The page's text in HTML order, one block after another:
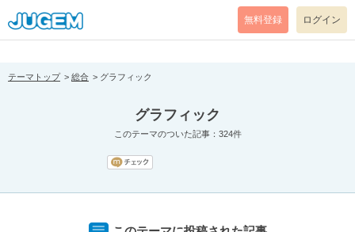
[pear_error: message="Success" code=0 mode=return level=notice
prefix="" info=""]
無料登録 ログイン
テーマトップ 総合 グラフィック
グラフィック
このテーマのついた記事：324件